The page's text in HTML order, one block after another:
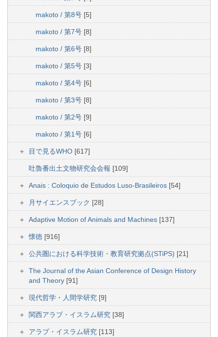
makoto / 第8号 [5]
makoto / 第7号 [8]
makoto / 第6号 [8]
makoto / 第5号 [3]
makoto / 第4号 [6]
makoto / 第3号 [8]
makoto / 第2号 [9]
makoto / 第1号 [6]
目で見るWHO [617]
吐魯番出土文物研究会会報 [109]
Anais : Coloquio de Estudos Luso-Brasileiros [54]
月サイエンスブック [28]
Adaptive Motion of Animals and Machines [137]
懐徳 [916]
公共圏における科学技術・教育研究拠点(STiPS) [21]
The Journal of the Asian Conference of Design History
and Theory [91]
現代哲学・人間学研究 [9]
関西アラブ・イスラム研究 [38]
アラブ・イスラム研究 [113]